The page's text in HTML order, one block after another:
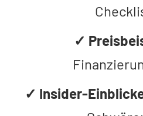
✓
✓ Insider-